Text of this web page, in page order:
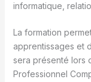
informatique,
La formation
apprentissages et
sera présenté lors
Professionnel